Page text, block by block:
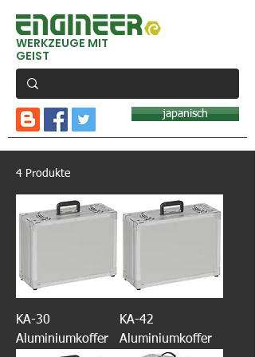
WERKZEUGE MIT
GEIST
japanisch
4 Produkte
KA-30
Aluminiumkoffer
KA-42
Aluminiumkoffer